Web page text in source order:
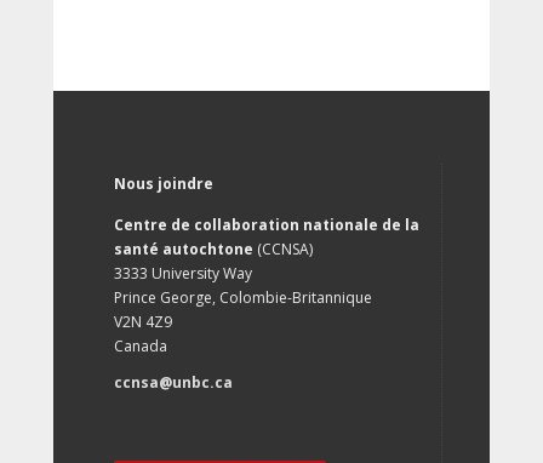
Nous joindre
Centre de collaboration nationale de la
santé autochtone (CCNSA)
3333 University Way
Prince George, Colombie-Britannique
V2N 4Z9
Canada
ccnsa@unbc.ca